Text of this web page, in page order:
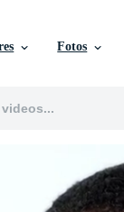
Fotos